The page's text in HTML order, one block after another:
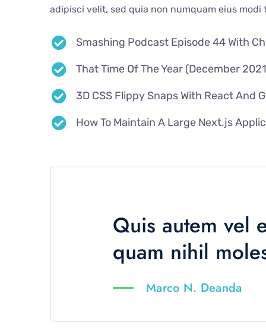
adipisci velit, sed quia non numquam eius
Smashing Podcast Episode 44 With
That Time Of The Year (December
3D CSS Flippy Snaps With React And
How To Maintain A Large Next.js
Quis autem vel
quam nihil
Marco N. Deanda